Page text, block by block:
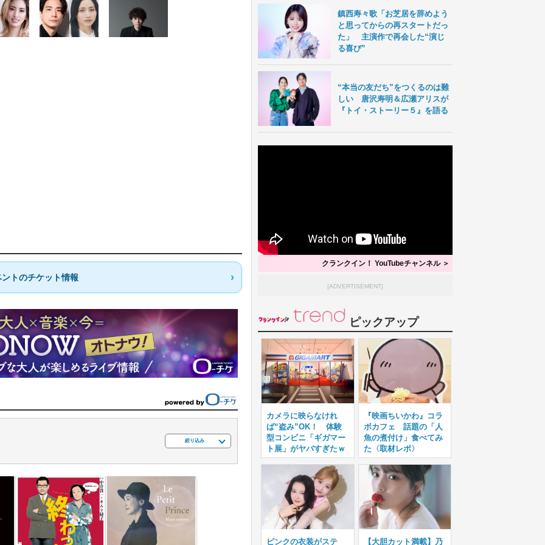
トのチケット情報
絞り込み
鎮西寿々歌「お芝居を辞めよう
と思ってからの再スタートだっ
た」 主演作で再会した“演じ
る喜び”
“本当の友だち”をつくるのは難
しい 唐沢寿明＆広瀬アリスが
『トイ・ストーリー５』を語る
クランクイン！ YouTubeチャンネル ＞
[ADVERTISEMENT]
ピックアップ
カメラに映らなけれ
ば“盗み”OK！ 体験
型コンビニ「ギガマー
ト展」がヤバすぎたｗ
『映画ちいかわ』コラ
ボカフェ 話題の「人
魚の煮付け」食べてみ
た〈取材レポ〉
ピンクの衣装がステ 【大胆カット満載】乃